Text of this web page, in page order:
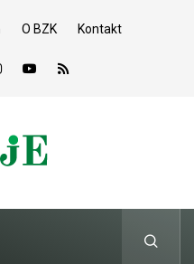
O BZK Kontakt